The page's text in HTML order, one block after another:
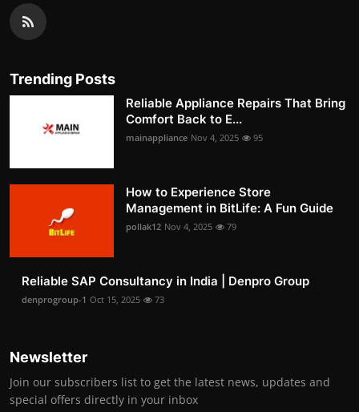
Trending Posts
Reliable Appliance Repairs That Bring
Comfort Back to E...
mainappliance Nov 4, 2025 95
How to Experience Store
Management in BitLife: A Fun Guide
pollak12 Nov 4, 2025 79
Reliable SAP Consultancy in India | Denpro Group
denprogroup-1 Oct 15, 2025 73
Newsletter
Join our subscribers list to get the latest news, updates and
special offers directly in your inbox